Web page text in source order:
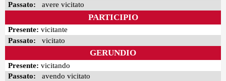
Passato: avere vicitato
PARTICIPIO
Presente: vicitante
Passato: vicitato
GERUNDIO
Presente: vicitando
Passato: avendo vicitato